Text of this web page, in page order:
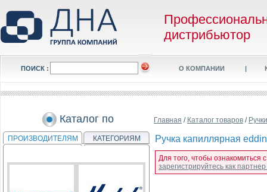
дистрибьютор
ПОИСК : О КОМПАНИИ |
Каталог по
ПРОИЗВОДИТЕЛЯМ КАТЕГОРИЯМ
Главная / Каталог товаров / Ручки
Ручка капиллярная
Для того, чтобы ознакомиться
зарегистрируйтесь как